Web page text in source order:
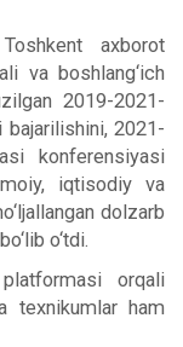
axborot
va boshlang‘ich
2019-2021-
bajarilishini, 2021-
konferensiyasi
iqtisodiy va
dolzarb
o‘tdi.
orqali
texnikumlar ham